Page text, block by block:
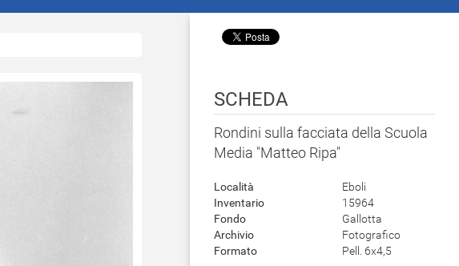
SCHEDA
Rondini sulla facciata della Scuola
Media "Matteo Ripa"
Località
Eboli
Inventario
15964
Fondo
Gallotta
Archivio
Fotografico
Formato
Pell. 6x4,5